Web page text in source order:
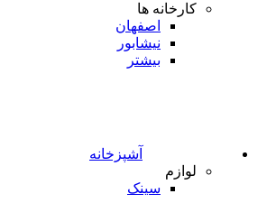
کارخانه ها
اصفهان
نیشابور
بیشتر
آشپزخانه
لوازم
سینک